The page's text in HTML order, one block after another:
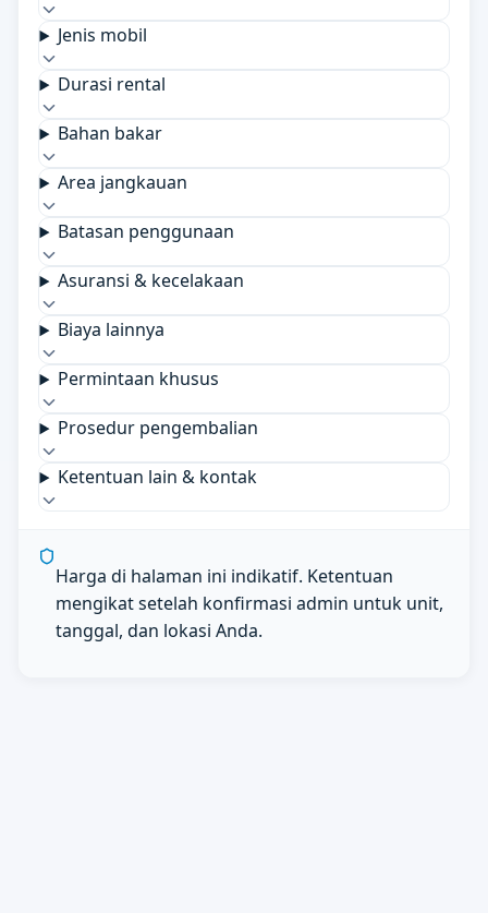
Jenis mobil
Durasi rental
Bahan bakar
Area jangkauan
Batasan penggunaan
Asuransi & kecelakaan
Biaya lainnya
Permintaan khusus
Prosedur pengembalian
Ketentuan lain & kontak
Harga di halaman ini indikatif. Ketentuan
mengikat setelah konfirmasi admin untuk unit,
tanggal, dan lokasi Anda.